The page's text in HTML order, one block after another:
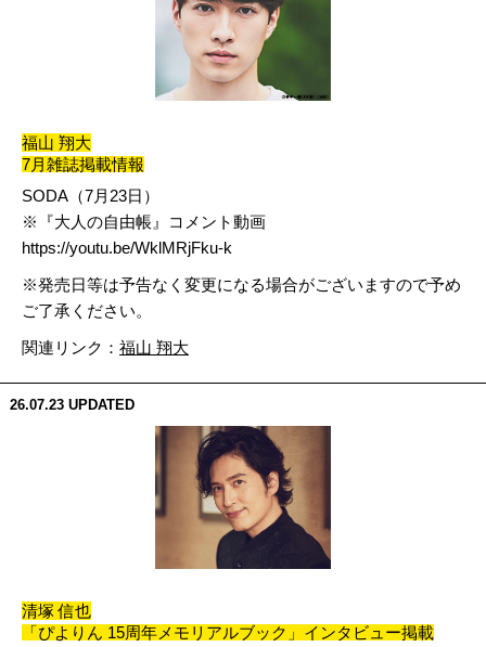
福山 翔大
7月雑誌掲載情報
SODA（7月23日）
※『大人の自由帳』コメント動画
https://youtu.be/WklMRjFku-k
※発売日等は予告なく変更になる場合がございますので予め
ご了承ください。
関連リンク： 福山 翔大
26.07.23 UPDATED
清塚 信也
「ぴよりん 15周年メモリアルブック」インタビュー掲載